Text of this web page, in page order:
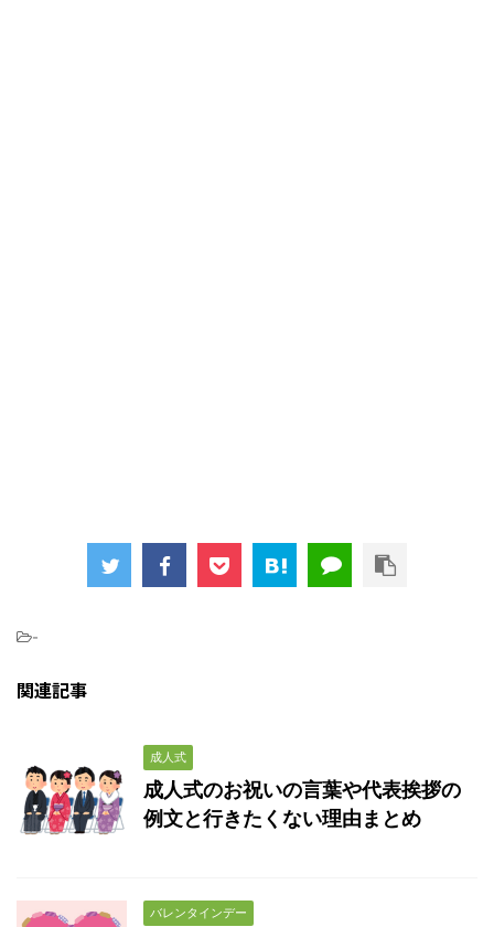
-
関連記事
成人式
成人式のお祝いの言葉や代表挨拶の
例文と行きたくない理由まとめ
バレンタインデー